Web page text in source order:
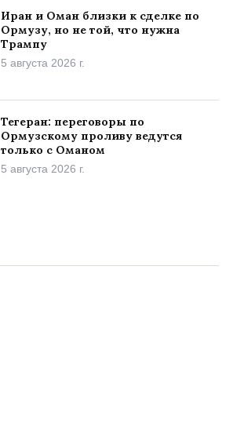
Иран и Оман близки к сделке по
Ормузу, но не той, что нужна
Трампу
5 августа 2026 г.
Тегеран: переговоры по
Ормузскому проливу ведутся
только с Оманом
5 августа 2026 г.